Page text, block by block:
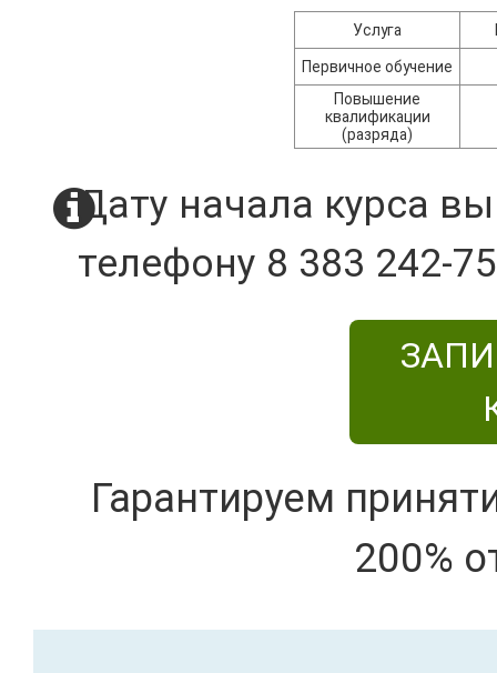
Услуга
Первичное обучение
Повышение
квалификации
(разряда)
Дату начала курса
телефону 8 383 242-
Гарантируем
200%